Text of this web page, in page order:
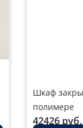
Шкаф
полимере
42426 руб.